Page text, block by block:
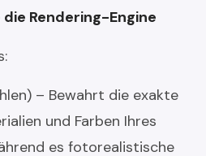
Rendering-Engine
– Bewahrt die exakte
und Farben Ihres
es fotorealistische